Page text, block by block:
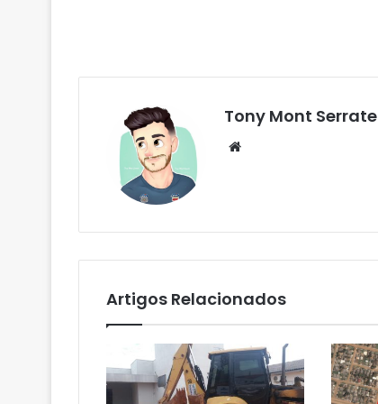
Tony Mont Serrate
Artigos Relacionados